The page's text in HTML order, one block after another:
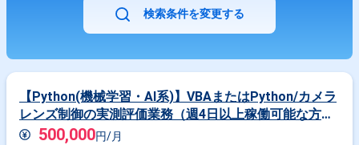
検索条件を変更する
【Python(機械学習・AI系)】VBAまたはPython/カメラ
レンズ制御の実測評価業務（週4日以上稼働可能な方に
ぴったり・20代〜40代活躍中！）
500,000円/月